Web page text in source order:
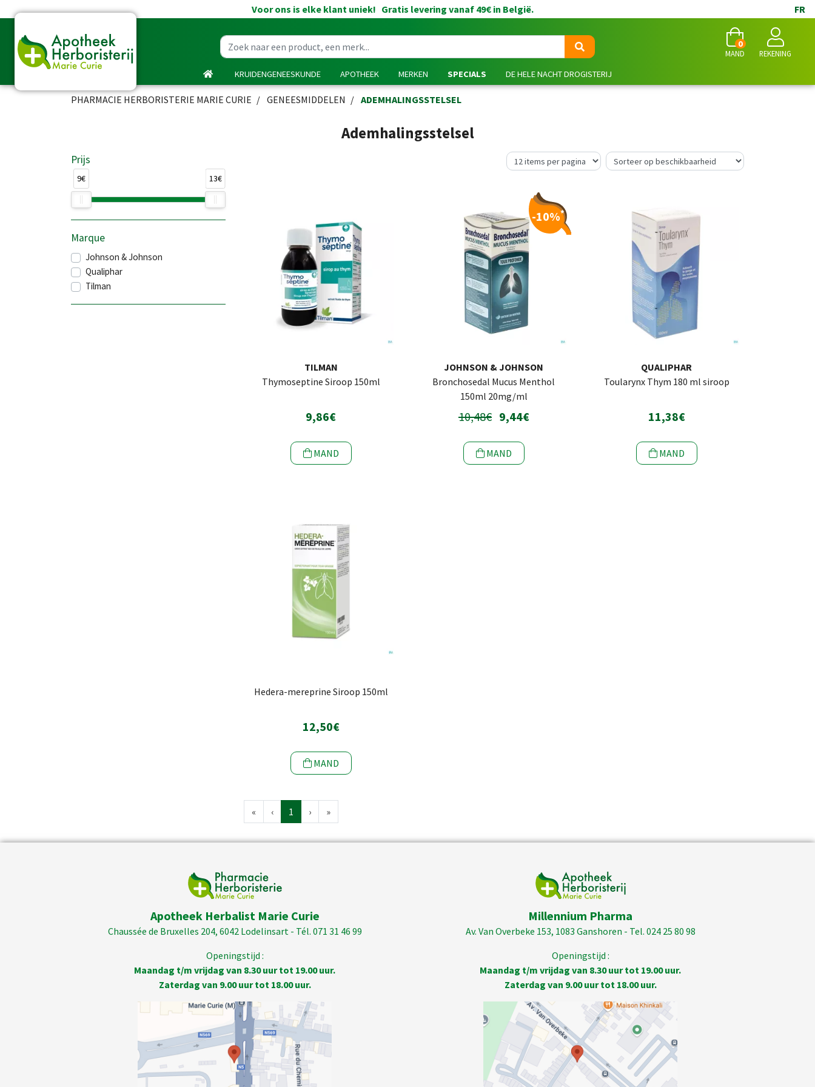
Voor ons is elke klant uniek! Gratis levering vanaf 49€ in België. FR
MAND
0
REKENING
KRUIDENGENEESKUNDE APOTHEEK MERKEN SPECIALS DE HELE NACHT DROGISTERIJ
PHARMACIE HERBORISTERIE MARIE CURIE GENEESMIDDELEN ADEMHALINGSSTELSEL
Ademhalingsstelsel
Prijs
9€ 13€
Marque
Johnson & Johnson
Qualiphar
Tilman
TILMAN
Thymoseptine Siroop 150ml
9,86€
MAND
-10%*
JOHNSON & JOHNSON
Bronchosedal Mucus Menthol
150ml 20mg/ml
10,48€ 9,44€
MAND
QUALIPHAR
Toularynx Thym 180 ml siroop
11,38€
MAND
Hedera-mereprine Siroop 150ml
12,50€
MAND
« ‹ 1 › »
Apotheek Herbalist Marie Curie
Chaussée de Bruxelles 204, 6042 Lodelinsart - Tél. 071 31 46 99
Openingstijd :
Maandag t/m vrijdag van 8.30 uur tot 19.00 uur.
Zaterdag van 9.00 uur tot 18.00 uur.
Millennium Pharma
Av. Van Overbeke 153, 1083 Ganshoren - Tel. 024 25 80 98
Openingstijd :
Maandag t/m vrijdag van 8.30 uur tot 19.00 uur.
Zaterdag van 9.00 uur tot 18.00 uur.